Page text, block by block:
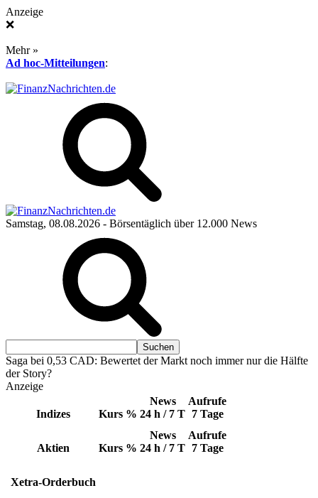
Anzeige
❌
Mehr »
Ad hoc-Mitteilungen:
Samstag, 08.08.2026 - Börsentäglich über 12.000 News
Saga bei 0,53 CAD: Bewertet der Markt noch immer nur die Hälfte
der Story?
Anzeige
Indizes Kurs %
News
24 h / 7 T
Aufrufe
7 Tage
Aktien Kurs %
News
24 h / 7 T
Aufrufe
7 Tage
Xetra-Orderbuch